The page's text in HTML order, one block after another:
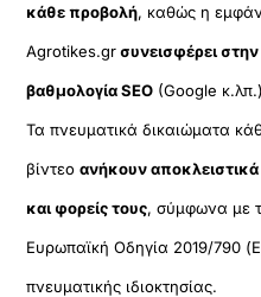
κάθε προβολή, καθώς η
Agrotikes.grσυνεισφέρει
βαθμολογία SEO (Google
Τα πνευματικά δικαιώματα
βίντεοανήκουν
και φορείς τους, σύμφωνα με
Ευρωπαϊκή Οδηγία 2019/790
πνευματικής ιδιοκτησίας.